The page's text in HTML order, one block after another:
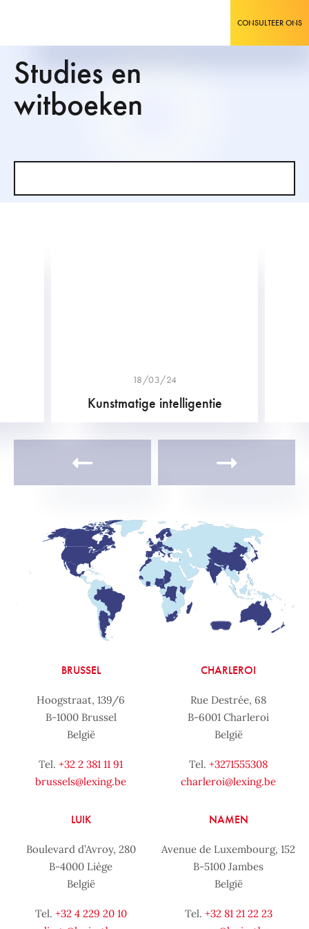
CONSULTEER ONS
Studies en
witboeken
18/03/24
Kunstmatige intelligentie
BRUSSEL
Hoogstraat, 139/6
B-1000 Brussel
België
Tel. +32 2 381 11 91
brussels@lexing.be
CHARLEROI
Rue Destrée, 68
B-6001 Charleroi
België
Tel. +3271555308
charleroi@lexing.be
LUIK
Boulevard d’Avroy, 280
B-4000 Liège
België
Tel. +32 4 229 20 10
NAMEN
Avenue de Luxembourg, 152
B-5100 Jambes
België
Tel. +32 81 21 22 23